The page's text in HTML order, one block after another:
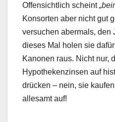
Offensichtlich scheint
Konsorten aber nicht gut
versuchen abermals, den
dieses Mal holen sie
Kanonen raus. Nicht nur,
Hypothekenzinsen auf
drücken – nein, sie
allesamt auf!